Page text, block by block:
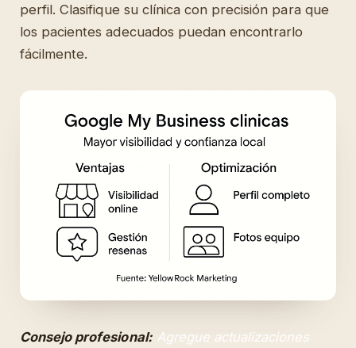
perfil. Clasifique su clínica con precisión para que
los pacientes adecuados puedan encontrarlo
fácilmente.
Consejo profesional: Agregue actualizaciones